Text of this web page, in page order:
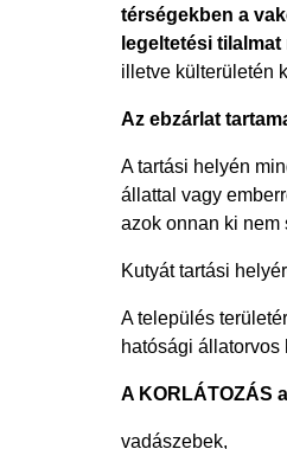
térségekben a
legeltetési tilalmat
illetve külterületén
Az ebzárlat
A tartási helyén
állattal vagy
azok onnan ki nem
Kutyát tartási
A település
hatósági
A KORLÁTOZÁS
vadászebek,